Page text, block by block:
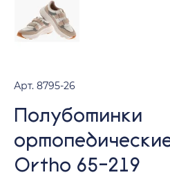
Арт. 8795-26
Полуботинки
Ortho 65-219